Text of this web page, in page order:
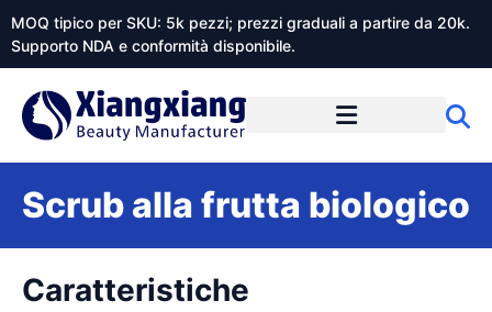
MOQ tipico per SKU: 5k pezzi; prezzi graduali a partire da 20k.
Supporto NDA e conformità disponibile.
Scrub alla frutta biologico
Caratteristiche